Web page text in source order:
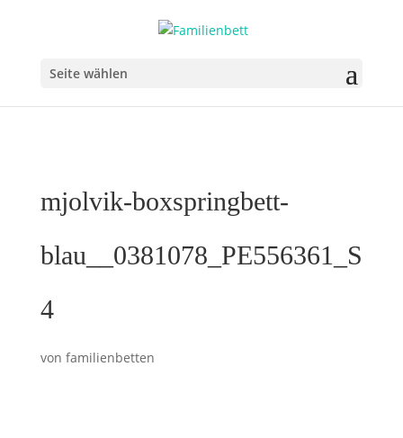
Seite wählen
mjolvik-boxspringbett-
blau__0381078_PE556361_S
4
von familienbetten